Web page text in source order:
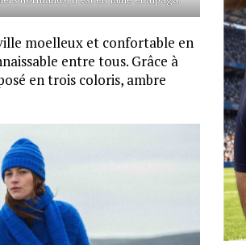
moelleux et confortable en
entre tous. Grâce à
en trois coloris, ambre